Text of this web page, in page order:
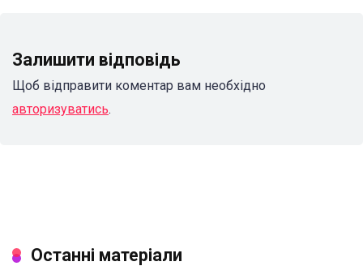
Залишити відповідь
Щоб відправити коментар вам необхідно
авторизуватись.
Останні матеріали